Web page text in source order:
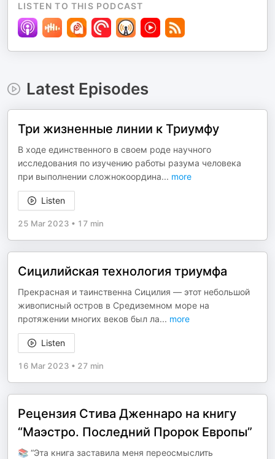
LISTEN TO THIS PODCAST
Latest Episodes
Три жизненные линии к Триумфу
В ходе единственного в своем роде научного
исследования по изучению работы разума человека
при выполнении сложнокоордина... more
Listen
25 Mar 2023 • 17 min
Сицилийская технология триумфа
Прекрасная и таинственна Сицилия — этот небольшой
живописный остров в Средиземном море на
протяжении многих веков был ла... more
Listen
16 Mar 2023 • 27 min
Рецензия Стива Дженнаро на книгу
“Маэстро. Последний Пророк Европы”
📚 “Эта книга заставила меня переосмыслить